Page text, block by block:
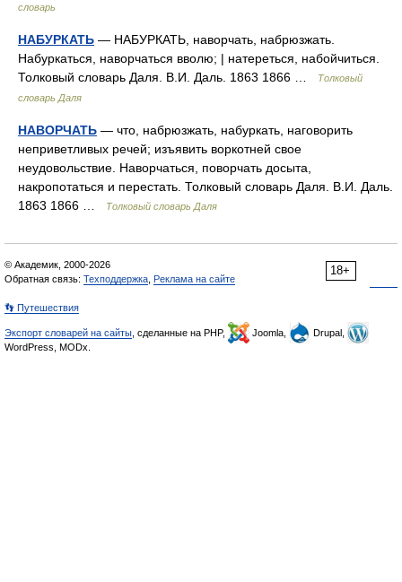
словарь
НАБУРКАТЬ — НАБУРКАТЬ, наворчать, набрюзжать.
Набуркаться, наворчаться вволю; | натереться, набойчиться.
Толковый словарь Даля. В.И. Даль. 1863 1866 …
Толковый
словарь Даля
НАВОРЧАТЬ — что, набрюзжать, набуркать, наговорить
неприветливых речей; изъявить воркотней свое
неудовольствие. Наворчаться, поворчать досыта,
накропотаться и перестать. Толковый словарь Даля. В.И. Даль.
1863 1866 …
Толковый словарь Даля
18+
© Академик, 2000-2026
Обратная связь: Техподдержка Реклама на сайте
👣 Путешествия
Экспорт словарей на сайты , сделанные на PHP, Joomla,
Drupal,
WordPress, MODx.